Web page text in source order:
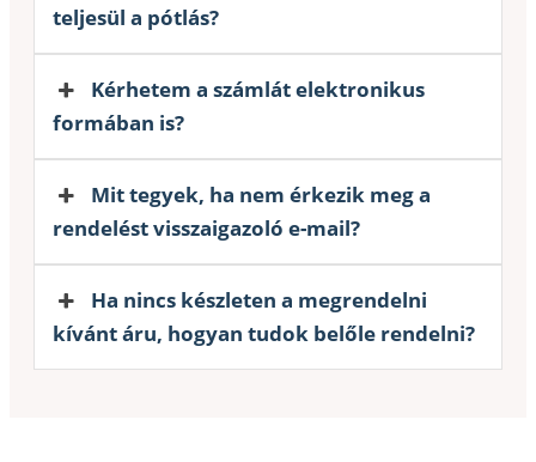
teljesül a pótlás?
Kérhetem a számlát elektronikus
formában is?
Mit tegyek, ha nem érkezik meg a
rendelést visszaigazoló e-mail?
Ha nincs készleten a megrendelni
kívánt áru, hogyan tudok belőle rendelni?